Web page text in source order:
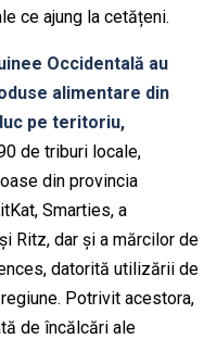
ce ajung la cetățeni.
Occidentală au
alimentare din
pe teritoriu,
de triburi locale,
din provincia
, Smarties, a
și Ritz, dar și a mărcilor de
, datorită utilizării de
Potrivit acestora,
de încălcări ale